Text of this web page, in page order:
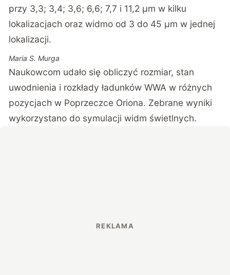
przy 3,3; 3,4; 3,6; 6,6; 7,7 i 11,2 µm w kilku
lokalizacjach oraz widmo od 3 do 45 µm w jednej
lokalizacji.
Maria S. Murga
Naukowcom udało się obliczyć rozmiar, stan
uwodnienia i rozkłady ładunków WWA w różnych
pozycjach w Poprzeczce Oriona. Zebrane wyniki
wykorzystano do symulacji widm świetlnych.